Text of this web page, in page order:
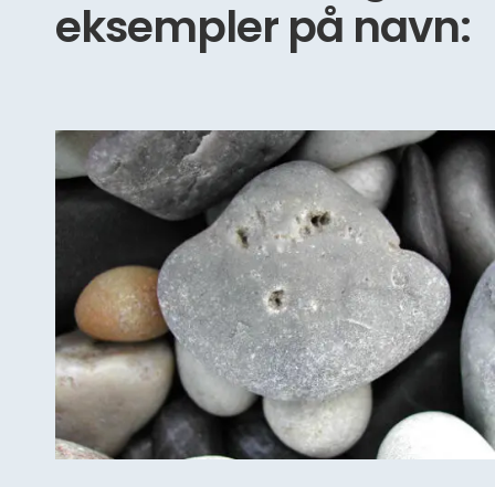
eksempler på navn: